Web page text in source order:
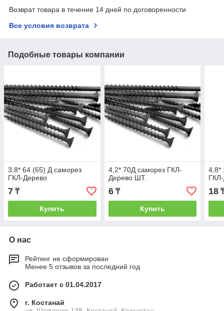
Возврат товара в течение 14 дней по договоренности
Все условия возврата
Подобные товары компании
3,8* 64 (65) Д саморез
ГКЛ-Дерево
7 ₸
Купить
4,2* 70Д саморез ГКЛ-
Дерево ШТ.
6₸
Купить
4,8*
18
О нас
Рейтинг не сформирован
Менее 5 отзывов за последний год
Работает с 01.04.2017
г. Костанай